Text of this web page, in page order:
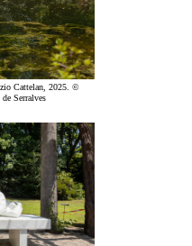
Cattelan, 2025. ©
Serralves